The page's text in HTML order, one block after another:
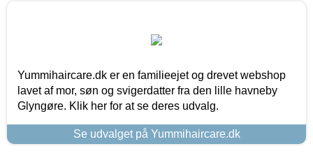
Yummihaircare.dk er en familieejet og drevet webshop
lavet af mor, søn og svigerdatter fra den lille havneby
Glyngøre. Klik her for at se deres udvalg.
Se udvalget på Yummihaircare.dk